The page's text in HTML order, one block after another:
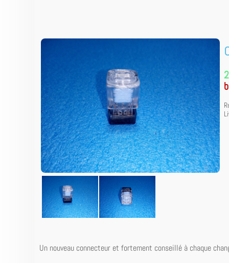
Un nouveau connecteur et fortement conseillé à chaque